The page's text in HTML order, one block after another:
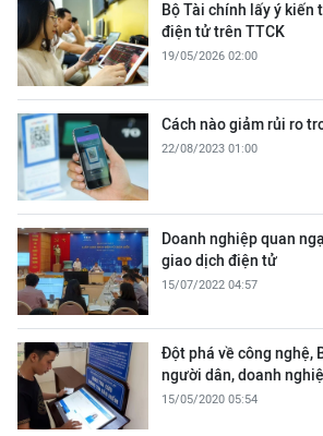
Bộ Tài chính lấy ý kiến
điện tử trên TTCK
19/05/2026 02:00
Cách nào giảm rủi ro
22/08/2023 01:00
Doanh nghiệp quan
giao dịch điện tử
15/07/2022 04:57
Đột phá về công nghệ,
người dân, doanh
15/05/2020 05:54